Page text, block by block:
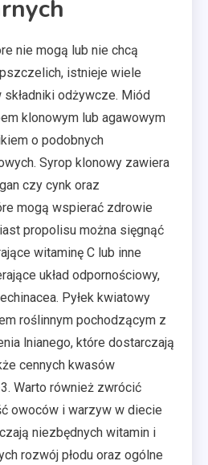
nie mogą lub nie chcą
istnieje wiele
odżywcze. Miód
klonowym lub agawowym
o podobnych
Syrop klonowy zawiera
czy cynk oraz
mogą wspierać zdrowie
propolisu można sięgnąć
witaminę C lub inne
układ odpornościowy,
Pyłek kwiatowy
roślinnym pochodzącym z
lnianego, które dostarczają
cennych kwasów
Warto również zwrócić
owoców i warzyw w diecie
niezbędnych witamin i
rozwój płodu oraz ogólne